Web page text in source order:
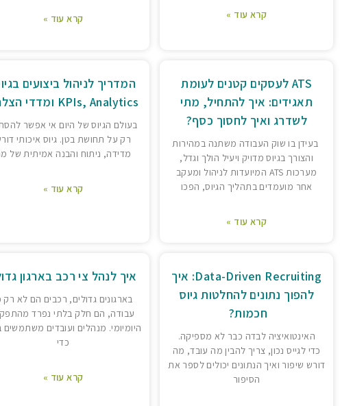
קרא עוד » קרא עוד »
ATS לעסקים קטנים לעומת
תאגידים: איך להתחיל, מתי
לשדרג ואיך לחסוך כסף?
בעידן בו שוק העבודה משתנה במהירות
והצורך בגיוס מדויק ויעיל הולך וגדל,
מערכות ATS המיועדות לניהול ומעקב
אחר מועמדים בתהליך הגיוס, הפכו
קרא עוד »
המדריך לניהול ביצועים
KPIs, Analytics ומדדי הצלחה
בעולם הגיוס של היום אי אפשר
רק על תחושת בטן. גיוס איכותי
מדידה, ניתוח והבנה אמיתית של
קרא עוד »
Data-Driven Recruiting: איך
להפוך נתונים להחלטות גיוס
חכמות?
האינטואיציה לבדה כבר לא מספיקה.
כדי לגייס נכון, צריך להבין מה עובד, מה
דורש שיפור ואיך הנתונים יכולים לספר את
הסיפור
איך לנהל צי רכב בארגון
בארגונים גדולים, רכבים הם לא רק
עבודה, הם חלק בלתי נפרד
היומיומי. מנהלים ועובדים
כדי
קרא עוד »